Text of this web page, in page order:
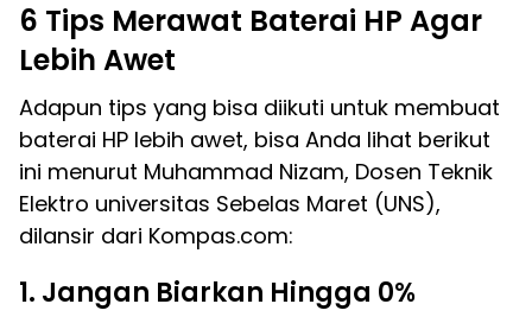
6 Tips Merawat Baterai HP Agar
Lebih Awet
Adapun tips yang bisa diikuti untuk membuat
baterai HP lebih awet, bisa Anda lihat berikut
ini menurut Muhammad Nizam, Dosen Teknik
Elektro universitas Sebelas Maret (UNS),
dilansir dari Kompas.com:
1. Jangan Biarkan Hingga 0%